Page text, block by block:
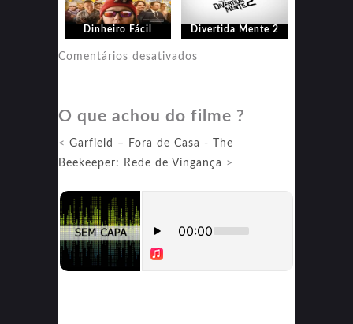
Dinheiro Fácil Divertida Mente 2
Comentários desativados
2
O que achou do filme ?
< Garfield – Fora de Casa -
The
Beekeeper: Rede de Vingança >